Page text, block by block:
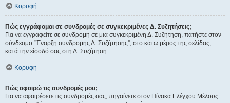
Κορυφή
Πώς εγγράφομαι σε συνδρομές σε συγκεκριμένες Δ. Συζητήσεις;
Για να εγγραφείτε σε συνδρομή σε μια συγκεκριμένη Δ. Συζήτηση, πατήστε στον
σύνδεσμο “Έναρξη συνδρομής Δ. Συζήτησης”, στο κάτω μέρος της σελίδας,
κατά την είσοδό σας στη Δ. Συζήτηση.
Κορυφή
Πώς αφαιρώ τις συνδρομές μου;
Για να αφαιρέσετε τις συνδρομές σας, πηγαίνετε στον Πίνακα Ελέγχου Μέλους